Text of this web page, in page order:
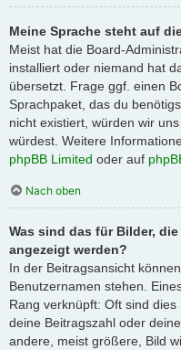
Meine Sprache steht auf
Meist hat die Board-
installiert oder niemand hat
übersetzt. Frage ggf. einen
Sprachpaket, das du
nicht existiert, würden wir
würdest. Weitere
phpBB Limited oder auf
Nach oben
Was sind das für Bilder,
angezeigt werden?
In der Beitragsansicht
Benutzernamen stehen.
Rang verknüpft: Oft sind
deine Beitragszahl oder
andere, meist größere, Bild